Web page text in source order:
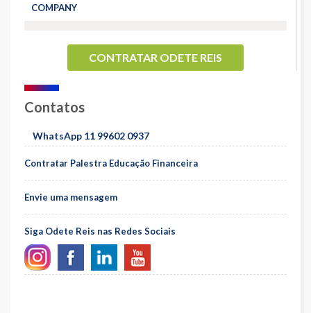
COMPANY
CONTRATAR ODETE REIS
Contatos
WhatsApp 11 99602 0937
Contratar Palestra Educação Financeira
Envie uma mensagem
Siga Odete Reis nas Redes Sociais